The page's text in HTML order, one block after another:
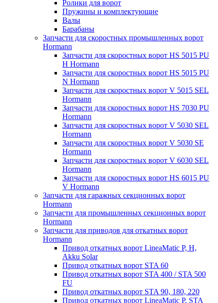
Ролики для ворот
Пружины и комплектующие
Валы
Барабаны
Запчасти для скоростных промышленных ворот
Hormann
Запчасти для скоростных ворот HS 5015 PU
H Hormann
Запчасти для скоростных ворот HS 5015 PU
N Hormann
Запчасти для скоростных ворот V 5015 SEL
Hormann
Запчасти для скоростных ворот HS 7030 PU
Hormann
Запчасти для скоростных ворот V 5030 SEL
Hormann
Запчасти для скоростных ворот V 5030 SE
Hormann
Запчасти для скоростных ворот V 6030 SEL
Hormann
Запчасти для скоростных ворот HS 6015 PU
V Hormann
Запчасти для гаражных секционных ворот
Hormann
Запчасти для промышленных секционных ворот
Hormann
Запчасти для приводов для откатных ворот
Hormann
Привод откатных ворот LineaMatic P, H,
Akku Solar
Привод откатных ворот STA 60
Привод откатных ворот STA 400 / STA 500
FU
Привод откатных ворот STA 90, 180, 220
Привод откатных ворот LineaMatic P, STA